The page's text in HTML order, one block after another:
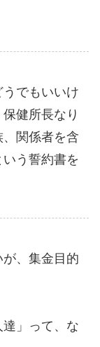
でもいいけ
健所長なり
関係者を含
う誓約書を
、集金目的
」って、な